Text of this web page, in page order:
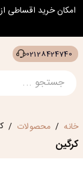
امکان خرید
02128424740
خانه / محصولات /
کرگین